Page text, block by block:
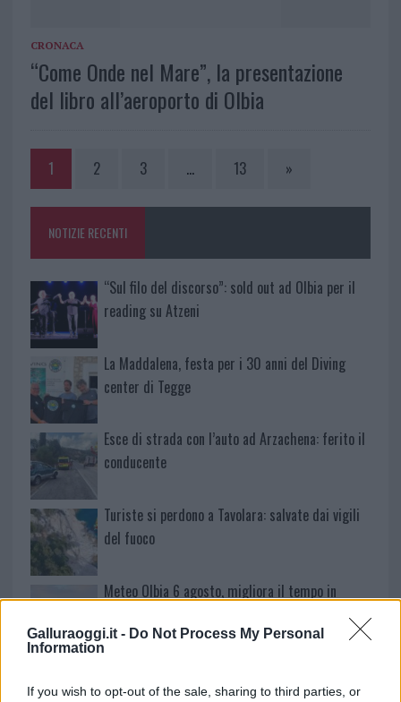
Galluraoggi.it - Do Not Process My Personal
Information
If you wish to opt-out of the sale, sharing to third parties, or
CRONACA
“Come Onde nel Mare”, la presentazione
del libro all’aeroporto di Olbia
1 2 3 … 13 »
NOTIZIE RECENTI
“Sul filo del discorso”: sold out ad Olbia per il
reading su Atzeni
La Maddalena, festa per i 30 anni del Diving
center di Tegge
Esce di strada con l’auto ad Arzachena: ferito il
conducente
Turiste si perdono a Tavolara: salvate dai vigili
del fuoco
Meteo Olbia 6 agosto, migliora il tempo in
persone: due bimbi tra i feriti